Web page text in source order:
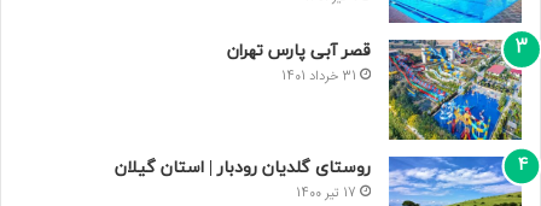
قصر آبی پارس تهران
31 خرداد 1401
روستای گلدیان رودبار | استان گیلان
17 تیر 1400